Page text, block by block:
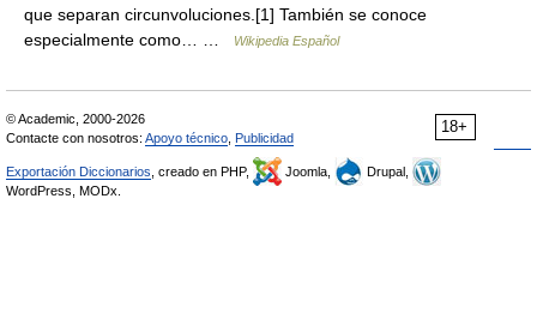
que separan circunvoluciones.[1] También se conoce
especialmente como… …
Wikipedia Español
18+
© Academic, 2000-2026
Contacte con nosotros: Apoyo técnico Publicidad
Exportación Diccionarios , creado en PHP, Joomla,
Drupal,
WordPress, MODx.